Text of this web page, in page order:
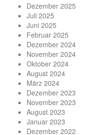
Dezember 2025
Juli 2025
Juni 2025
Februar 2025
Dezember 2024
November 2024
Oktober 2024
August 2024
März 2024
Dezember 2023
November 2023
August 2023
Januar 2023
Dezember 2022